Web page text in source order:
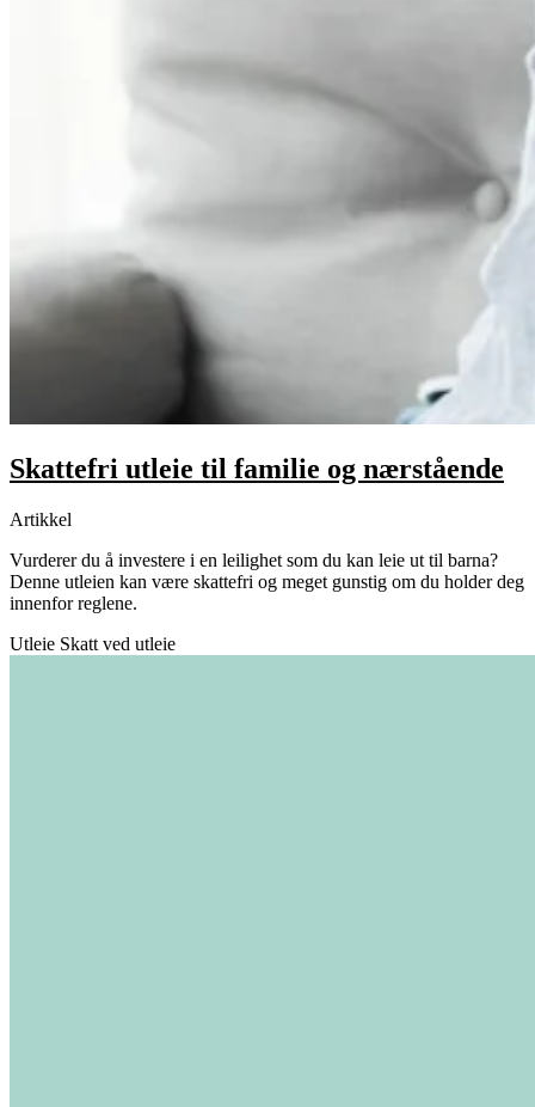
Skattefri utleie til familie og nærstående
Artikkel
Vurderer du å investere i en leilighet som du kan leie ut til barna?
Denne utleien kan være skattefri og meget gunstig om du holder deg
innenfor reglene.
Utleie Skatt ved utleie